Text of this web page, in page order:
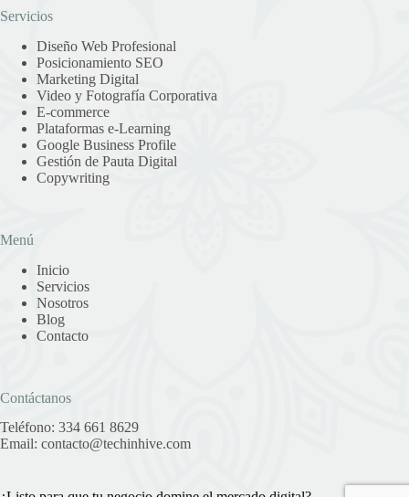
Servicios
Diseño Web Profesional
Posicionamiento SEO
Marketing Digital
Video y Fotografía Corporativa
E-commerce
Plataformas e-Learning
Google Business Profile
Gestión de Pauta Digital
Copywriting
Menú
Inicio
Servicios
Nosotros
Blog
Contacto
Contáctanos
Teléfono: 334 661 8629
Email: contacto@techinhive.com